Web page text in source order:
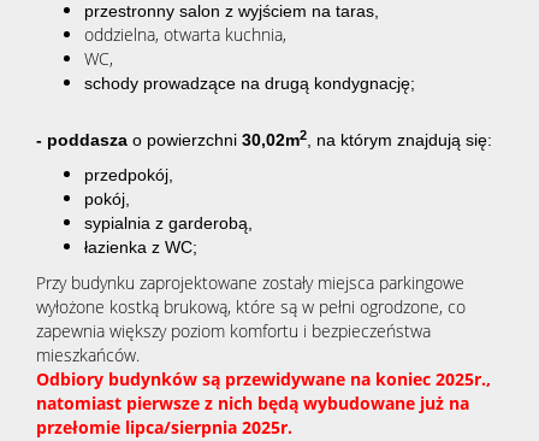
przestronny salon z wyjściem na taras,
oddzielna, otwarta kuchnia,
WC,
schody prowadzące na drugą kondygnację;
- poddasza o powierzchni 30,02m2, na którym znajdują się:
przedpokój,
pokój,
sypialnia z garderobą,
łazienka z WC;
Przy budynku zaprojektowane zostały miejsca parkingowe
wyłożone kostką brukową, które są w pełni ogrodzone, co
zapewnia większy poziom komfortu i bezpieczeństwa
mieszkańców.
Odbiory budynków są przewidywane na koniec 2025r.,
natomiast pierwsze z nich będą wybudowane już na
przełomie lipca/sierpnia 2025r.